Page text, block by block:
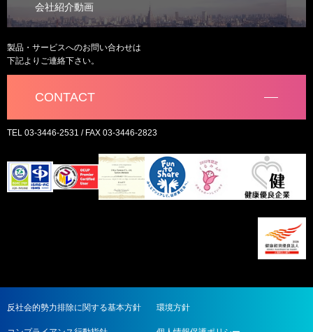
会社紹介動画
製品・サービスへのお問い合わせは
下記よりご連絡下さい。
CONTACT
TEL 03-3446-2531 / FAX 03-3446-2823
反社会的勢力排除に関する基本方針 環境方針